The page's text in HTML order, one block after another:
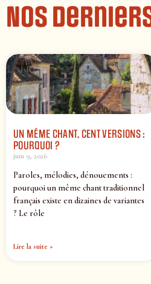
Nos
UN MÊME CHANT, CENT VERSIONS :
POURQUOI ?
juin 9, 2026
Paroles, mélodies, dénouements :
pourquoi un même chant traditionnel
français existe en dizaines de variantes
? Le rôle
Lire la suite »